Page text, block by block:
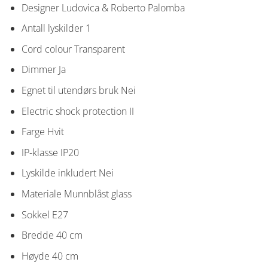
Designer Ludovica & Roberto Palomba
Antall lyskilder 1
Cord colourTransparent
Dimmer Ja
Egnet til utendørs bruk Nei
Electric shock protection II
Farge Hvit
IP-klasse IP20
Lyskilde inkludert Nei
Materiale Munnblåst glass
Sokkel E27
Bredde 40 cm
Høyde 40 cm